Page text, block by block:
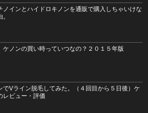
ノインとハイドロキノンを通販で購入しちゃいけな
ケノンの買い時っていつなの？２０１５年版
でVライン脱毛してみた。（４回目から５日後）ケ
レビュー・評価